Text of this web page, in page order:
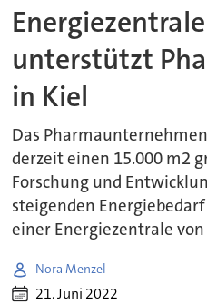
unterstützt
in Kiel
Das
derzeit einen 15.000 m2
Forschung und
steigenden
einer Energiezentrale
Nora Menzel
21. Juni 2022